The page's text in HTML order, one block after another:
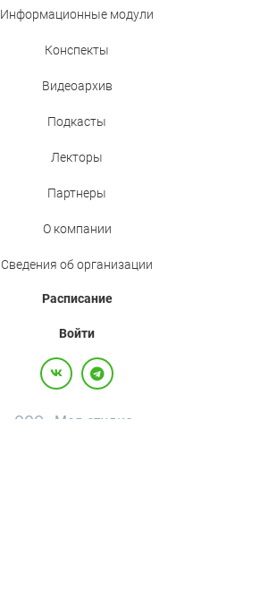
Информационные модули
Конспекты
Видеоархив
Подкасты
Лекторы
Партнеры
О компании
Сведения об организации
Расписание
Войти
ООО «Мед.студио»